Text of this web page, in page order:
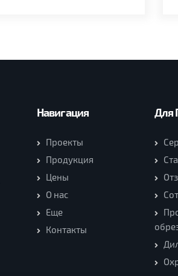
Навигация
Проекты
Продукция
Цены
О нас
Еще
Контакты
Для